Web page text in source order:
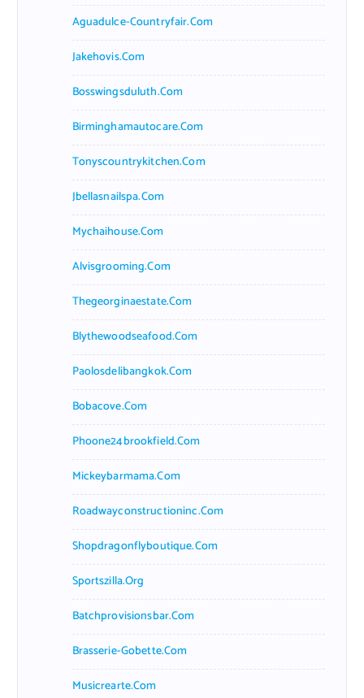
Aguadulce-Countryfair.com
Jakehovis.com
Bosswingsduluth.com
Birminghamautocare.com
Tonyscountrykitchen.com
Jbellasnailspa.com
Mychaihouse.com
Alvisgrooming.com
Thegeorginaestate.com
Blythewoodseafood.com
Paolosdelibangkok.com
Bobacove.com
Phoone24brookfield.com
Mickeybarmama.com
Roadwayconstructioninc.com
Shopdragonflyboutique.com
Sportszilla.org
Batchprovisionsbar.com
Brasserie-Gobette.com
Musicrearte.com